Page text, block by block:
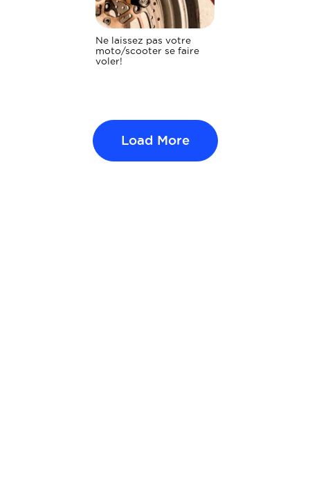
Ne laissez pas votre
moto/scooter se faire
voler!
Load More